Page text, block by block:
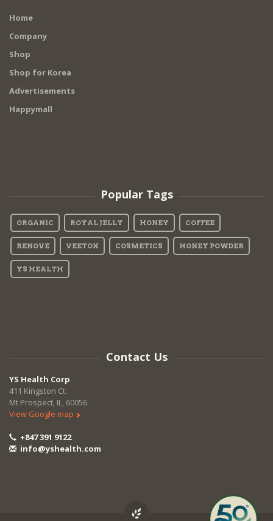
Home
Company
Shop
Shop for Korea
Advertisements
Happymall
Popular Tags
ORGANIC ROYAL JELLY HONEY COFFEE
RENOVE VEETOX COSMETICS HONEY POWDER
YS HEALTH
Contact Us
YS Health Corp
411 Kingston Ct.
Mt Prospect, IL, 60056
View Google map
+847 391 9122
info@yshealth.com